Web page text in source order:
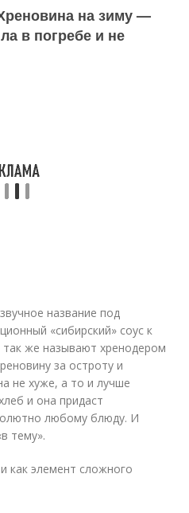
на зиму —
в погребе и не
название под
«сибирский» соус к
же называют хренодером
за остроту и
не хуже, а то и лучше
и она придаст
любому блюду. И
тему».
как элемент сложного